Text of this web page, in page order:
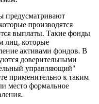
предусматривают
производятся
выплаты. Такие фонды
лиц, которые
активами фондов. В
доверительными
управляющий"
применительно к таким
место формальное